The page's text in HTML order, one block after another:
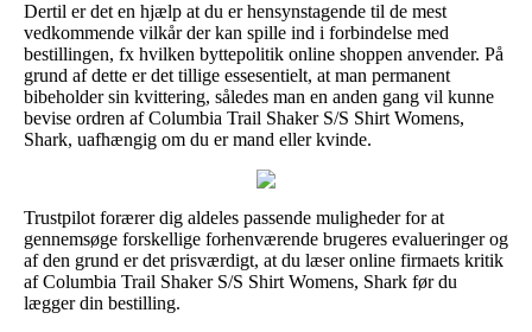
Dertil er det en hjælp at du er hensynstagende til de mest
vedkommende vilkår der kan spille ind i forbindelse med
bestillingen, fx hvilken byttepolitik online shoppen anvender. På
grund af dette er det tillige essesentielt, at man permanent
bibeholder sin kvittering, således man en anden gang vil kunne
bevise ordren af Columbia Trail Shaker S/S Shirt Womens,
Shark, uafhængig om du er mand eller kvinde.
Trustpilot forærer dig aldeles passende muligheder for at
gennemsøge forskellige forhenværende brugeres evalueringer og
af den grund er det prisværdigt, at du læser online firmaets kritik
af Columbia Trail Shaker S/S Shirt Womens, Shark før du
lægger din bestilling.